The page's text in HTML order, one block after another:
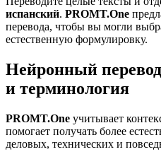
испанский. PROMT.One
перевода, чтобы вы могли
естественную формулировку.
Нейронный
и терминология
PROMT.One учитывает
помогает получать более
деловых, технических и